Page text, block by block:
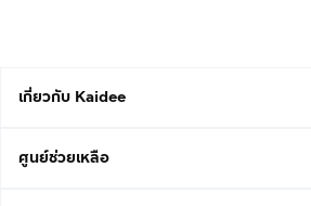
เกี่ยวกับ Kaidee
ศูนย์ช่วยเหลือ